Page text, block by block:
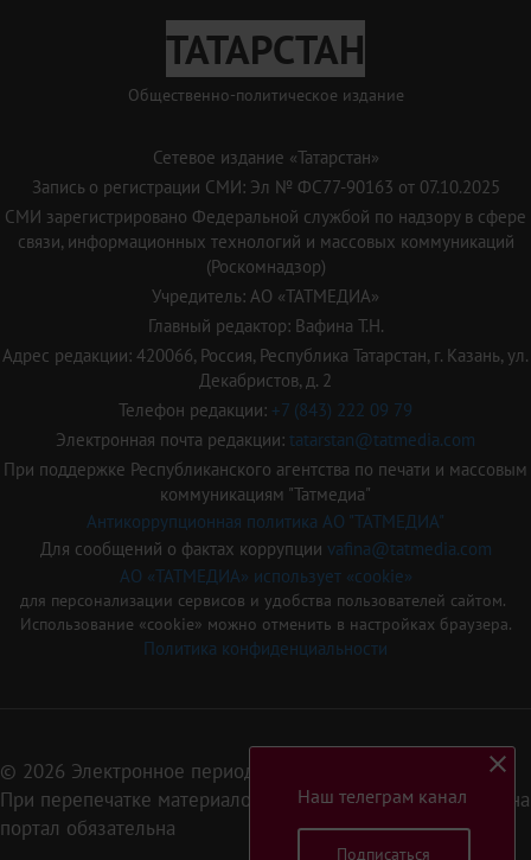
ТАТАРСТАН
Общественно-политическое издание
Сетевое издание «Татарстан»
Запись о регистрации СМИ: Эл № ФС77-90163 от 07.10.2025
СМИ зарегистрировано Федеральной службой по надзору в сфере
связи, информационных технологий и массовых коммуникаций
(Роскомнадзор)
Учредитель: АО «ТАТМЕДИА»
Главный редактор: Вафина Т.Н.
Адрес редакции: 420066, Россия, Республика Татарстан, г. Казань, ул.
Декабристов, д. 2
Телефон редакции: +7 (843) 222 09 79
Электронная почта редакции: tatarstan@tatmedia.com
При поддержке Республиканского агентства по печати и массовым
коммуникациям "Татмедиа"
Антикоррупционная политика АО "ТАТМЕДИА"
Для сообщений о фактах коррупции vafina@tatmedia.com
АО «ТАТМЕДИА» использует «cookie»
для персонализации сервисов и удобства пользователей сайтом.
Использование «cookie» можно отменить в настройках браузера.
Политика конфиденциальности
© 2026 Электронное периодическое издание «Татарстан»
При перепечатке материалов или их фрагментов ссылка на
портал обязательна
Наш телеграм канал
Подписаться